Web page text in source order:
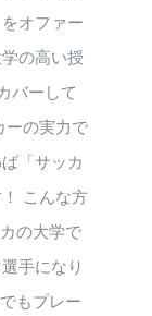
オファー
の高い授
バーして
ーの実力で
「サッカ
こんな方
の大学で
手になり
もプレー